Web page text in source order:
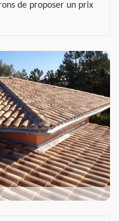
de proposer un prix